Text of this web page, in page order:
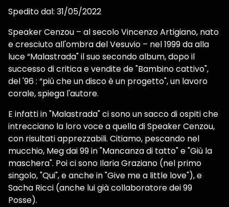
Spedito dal: 31/05/2022
Speaker Cenzou – al secolo Vincenzo Artigiano, nato
e cresciuto all'ombra del Vesuvio – nel 1999 da alla
luce “Malastrada" il suo secondo album, dopo il
successo di critica e vendite de "Bambino cattivo",
del '96 : “più che un disco è un progetto", un lavoro
corale, spiega l'autore.
E infatti in "Malastrada" ci sono un sacco di ospiti che
intrecciano la loro voce a quella di Speaker Cenzou,
con risultati apprezzabili. Citiamo, pescando nel
mucchio, Meg dai 99 in "Mancanza di tatto" e "Giù la
maschera". Poi ci sono Ilaria Graziano (nel primo
singolo, "Qui", e anche in "Give me a little love"), e
Sacha Ricci (anche lui già collaboratore dei 99
Posse).